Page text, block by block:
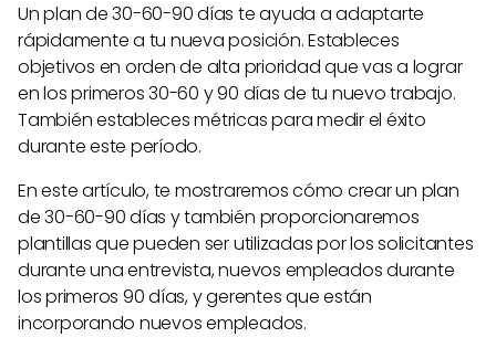
Un plan de 30-60-90 días te ayuda a adaptarte
rápidamente a tu nueva posición. Estableces
objetivos en orden de alta prioridad que vas a lograr
en los primeros 30-60 y 90 días de tu nuevo trabajo.
También estableces métricas para medir el éxito
durante este período.
En este artículo, te mostraremos cómo crear un plan
de 30-60-90 días y también proporcionaremos
plantillas que pueden ser utilizadas por los solicitantes
durante una entrevista, nuevos empleados durante
los primeros 90 días, y gerentes que están
incorporando nuevos empleados.